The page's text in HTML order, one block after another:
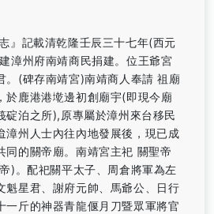
』記載清乾隆壬辰三十七年(西元
漳州府南靖商民捐建。位王爺宮
。(碑存南靖宮)南靖商人奉請 祖廟
於鹿港港墘邊初創廟宇(即現今廟
碇泊之所),原專屬於漳州來台移民
漳州人士內往內地發展後，現已成
同的關帝廟。南靖宮主祀 關聖帝
)。配祀關平太子、周倉將軍為左
魁星君、謝府元帥、馬爺公、日行
一斤的神器青龍偃月刀暨眾軍將官